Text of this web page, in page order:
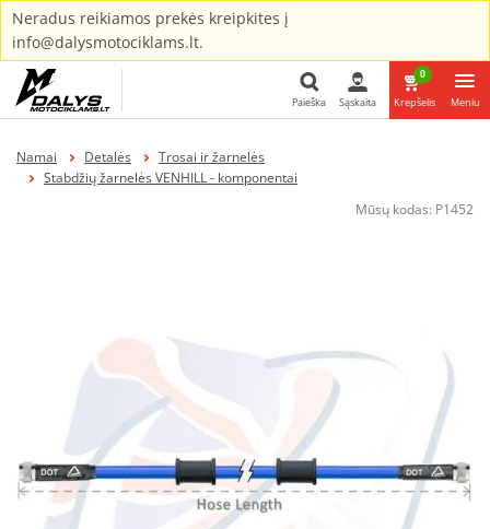
Neradus reikiamos prekės kreipkites į
info@dalysmotociklams.lt.
Paieška Sąskaita
0
Krepšelis Meniu
Namai Detalės
Trosai ir žarnelės
Stabdžių žarnelės VENHILL - komponentai
Mūsų kodas: P1452